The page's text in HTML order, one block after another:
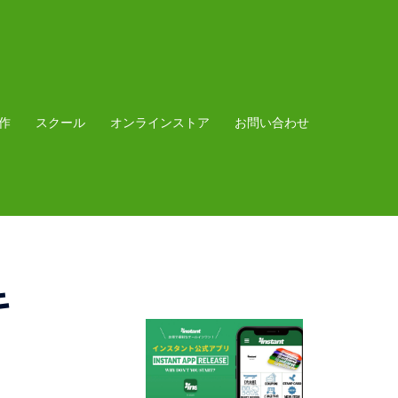
スクール オンラインストア お問い合わせ